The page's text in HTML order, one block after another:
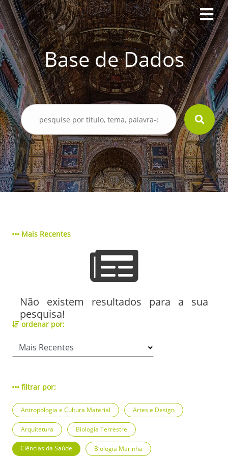
Base de Dados
Mais Recentes
Não existem resultados para a sua
pesquisa!
ordenar por:
filtrar por:
Antropologia e Cultura Material Artes e Design
Arquitetura Biologia Terrestre
Ciências da Saúde Biologia Marinha